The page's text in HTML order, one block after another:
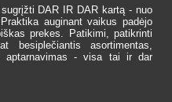
DAR IR DAR kartą - nuo
auginant vaikus padėjo
prekes. Patikimi, patikrinti
besiplečiantis asortimentas,
aptarnavimas - visa tai ir dar